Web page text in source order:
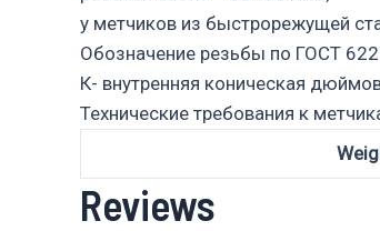
у метчиков из быстрорежущей
Обозначение резьбы по ГОСТ
К- внутренняя коническая
Технические требования к
Reviews